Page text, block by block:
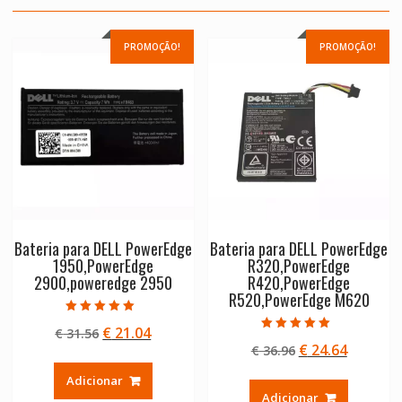
PROMOÇÃO!
Bateria para DELL PowerEdge
1950,PowerEdge
2900,poweredge 2950
5.00
de 5
€31.56 O
original
era:
€ 21.04O
Adicionar
PROMOÇÃO!
Bateria para DELL PowerEdge
R320,PowerEdge
R420,PowerEdge
R520,PowerEdge M620
5.00
de 5
€36.96 O
original
€24.64O
Adicionar